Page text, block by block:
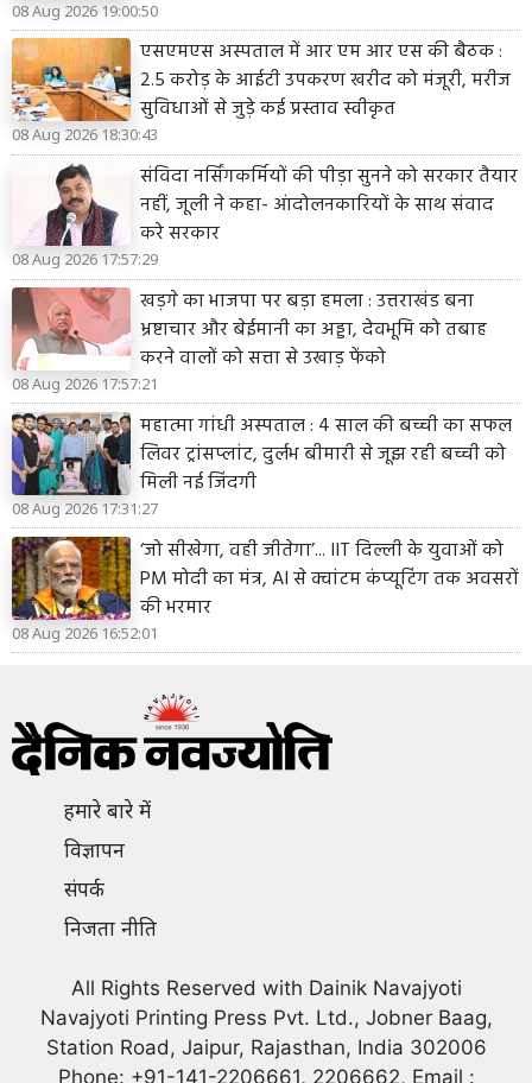
08 Aug 2026 19:00:50
एसएमएस अस्पताल में आर एम आर एस की बैठक :
2.5 करोड़ के आईटी उपकरण खरीद को मंजूरी, मरीज
सुविधाओं से जुड़े कई प्रस्ताव स्वीकृत
08 Aug 2026 18:30:43
संविदा नर्सिंगकर्मियों की पीड़ा सुनने को सरकार तैयार
नहीं, जूली ने कहा- आंदोलनकारियों के साथ संवाद
करे सरकार
08 Aug 2026 17:57:29
खड़गे का भाजपा पर बड़ा हमला : उत्तराखंड बना
भ्रष्टाचार और बेईमानी का अड्डा, देवभूमि को तबाह
करने वालों को सत्ता से उखाड़ फेंको
08 Aug 2026 17:57:21
महात्मा गांधी अस्पताल : 4 साल की बच्ची का सफल
लिवर ट्रांसप्लांट, दुर्लभ बीमारी से जूझ रही बच्ची को
मिली नई जिंदगी
08 Aug 2026 17:31:27
‘जो सीखेगा, वही जीतेगा’... IIT दिल्ली के युवाओं को
PM मोदी का मंत्र, AI से क्वांटम कंप्यूटिंग तक अवसरों
की भरमार
08 Aug 2026 16:52:01
हमारे बारे में
विज्ञापन
संपर्क
निजता नीति
All Rights Reserved with Dainik Navajyoti
Navajyoti Printing Press Pvt. Ltd., Jobner Baag,
Station Road, Jaipur, Rajasthan, India 302006
Phone: +91-141-2206661, 2206662, Email :